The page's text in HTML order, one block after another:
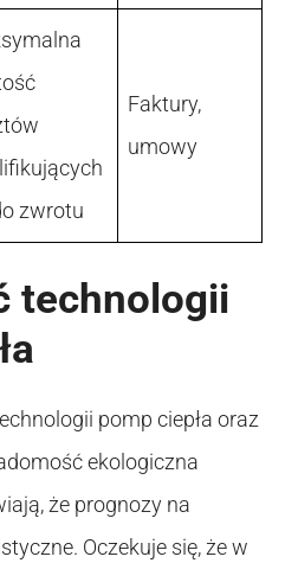
zwrotu
Faktury,
umowy
technologii
pomp ciepła oraz
ekologiczna
że prognozy na
Oczekuje się, że w